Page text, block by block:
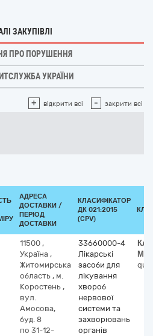
ЗАКУПІВЛІ
ПРО ПОРУШЕННЯ
УКРАЇНИ
+ відкрити всі - закрити всі
АДРЕСА
ДОСТАВКИ /
ПЕРІОД
ДОСТАВКИ
КЛАСИФІКАТОР
ДК 021:2015
(CPV)
11500 ,
Україна ,
Житомирська
область , м.
Коростень ,
вул.
Амосова,
буд. 8
по 31-12-
33660000-4
Лікарські
засоби для
лікування
хвороб
нервової
системи та
захворювань
органів